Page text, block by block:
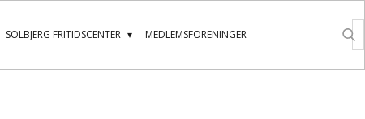
SOLBJERG FRITIDSCENTER MEDLEMSFORENINGER